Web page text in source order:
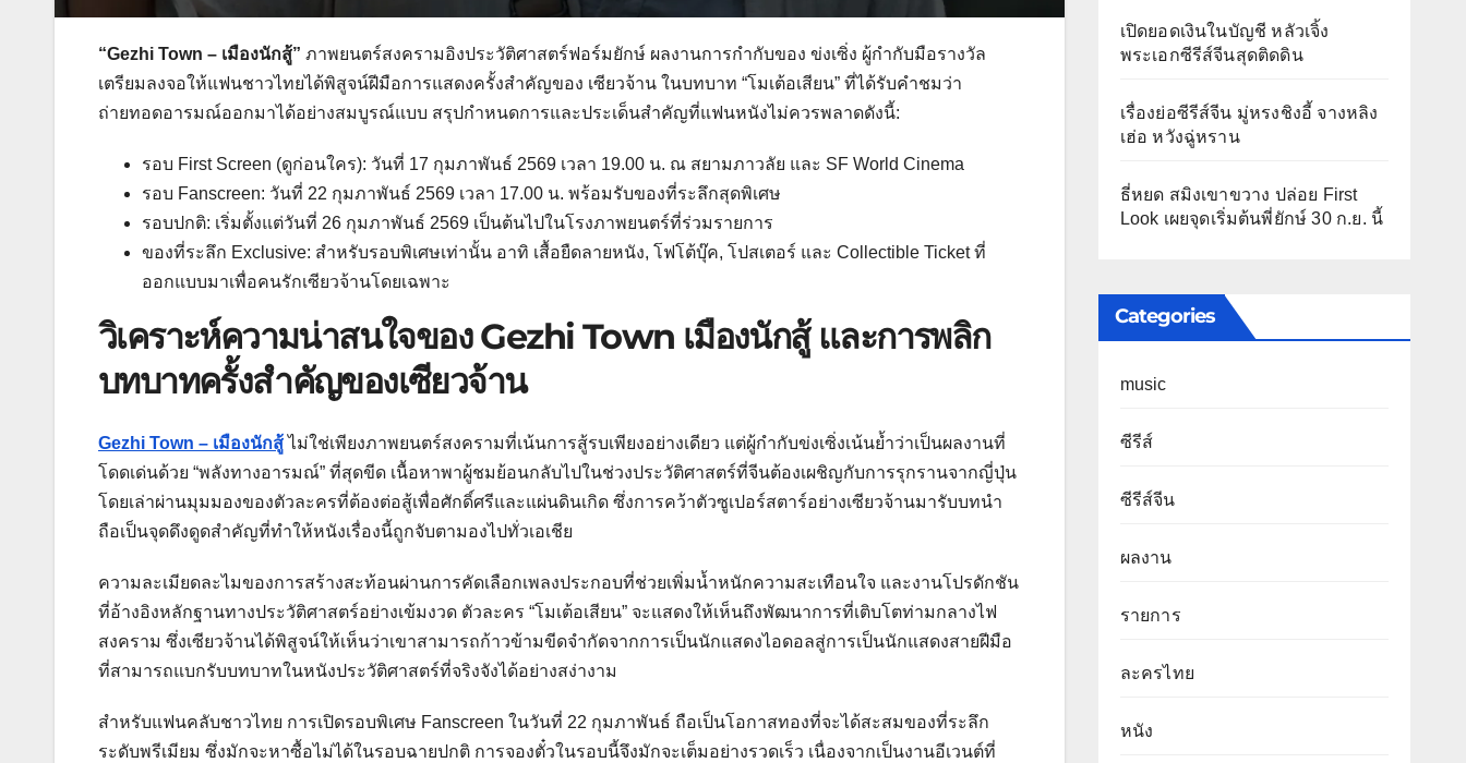
“Gezhi Town – เมืองนักสู้” ภาพยนตร์สงครามอิงประวัติศาสตร์ฟอร์มยักษ์ ผลงานการกำกับของ ข่งเซิ่ง ผู้กำกับมือรางวัล
เตรียมลงจอให้แฟนชาวไทยได้พิสูจน์ฝีมือการแสดงครั้งสำคัญของ เซียวจ้าน ในบทบาท “โมเต้อเสียน” ที่ได้รับคำชมว่า
ถ่ายทอดอารมณ์ออกมาได้อย่างสมบูรณ์แบบ สรุปกำหนดการและประเด็นสำคัญที่แฟนหนังไม่ควรพลาดดังนี้:
รอบ First Screen (ดูก่อนใคร): วันที่ 17 กุมภาพันธ์ 2569 เวลา 19.00 น. ณ สยามภาวลัย และ SF World Cinema
รอบ Fanscreen: วันที่ 22 กุมภาพันธ์ 2569 เวลา 17.00 น. พร้อมรับของที่ระลึกสุดพิเศษ
รอบปกติ: เริ่มตั้งแต่วันที่ 26 กุมภาพันธ์ 2569 เป็นต้นไปในโรงภาพยนตร์ที่ร่วมรายการ
ของที่ระลึก Exclusive: สำหรับรอบพิเศษเท่านั้น อาทิ เสื้อยืดลายหนัง, โฟโต้บุ๊ค, โปสเตอร์ และ Collectible Ticket ที่
ออกแบบมาเพื่อคนรักเซียวจ้านโดยเฉพาะ
วิเคราะห์ความน่าสนใจของ Gezhi Town เมืองนักสู้ และการพลิก
บทบาทครั้งสำคัญของเซียวจ้าน
Gezhi Town – เมืองนักสู้ไม่ใช่เพียงภาพยนตร์สงครามที่เน้นการสู้รบเพียงอย่างเดียว แต่ผู้กำกับข่งเซิ่งเน้นย้ำว่าเป็นผลงานที่
โดดเด่นด้วย “พลังทางอารมณ์” ที่สุดขีด เนื้อหาพาผู้ชมย้อนกลับไปในช่วงประวัติศาสตร์ที่จีนต้องเผชิญกับการรุกรานจากญี่ปุ่น
โดยเล่าผ่านมุมมองของตัวละครที่ต้องต่อสู้เพื่อศักดิ์ศรีและแผ่นดินเกิด ซึ่งการคว้าตัวซูเปอร์สตาร์อย่างเซียวจ้านมารับบทนำ
ถือเป็นจุดดึงดูดสำคัญที่ทำให้หนังเรื่องนี้ถูกจับตามองไปทั่วเอเชีย
ความละเมียดละไมของการสร้างสะท้อนผ่านการคัดเลือกเพลงประกอบที่ช่วยเพิ่มน้ำหนักความสะเทือนใจ และงานโปรดักชัน
ที่อ้างอิงหลักฐานทางประวัติศาสตร์อย่างเข้มงวด ตัวละคร “โมเต้อเสียน” จะแสดงให้เห็นถึงพัฒนาการที่เติบโตท่ามกลางไฟ
สงคราม ซึ่งเซียวจ้านได้พิสูจน์ให้เห็นว่าเขาสามารถก้าวข้ามขีดจำกัดจากการเป็นนักแสดงไอดอลสู่การเป็นนักแสดงสายฝีมือ
ที่สามารถแบกรับบทบาทในหนังประวัติศาสตร์ที่จริงจังได้อย่างสง่างาม
สำหรับแฟนคลับชาวไทย การเปิดรอบพิเศษ Fanscreen ในวันที่ 22 กุมภาพันธ์ ถือเป็นโอกาสทองที่จะได้สะสมของที่ระลึก
ระดับพรีเมียม ซึ่งมักจะหาซื้อไม่ได้ในรอบฉายปกติ การจองตั๋วในรอบนี้จึงมักจะเต็มอย่างรวดเร็ว เนื่องจากเป็นงานอีเวนต์ที่
เปิดยอดเงินในบัญชี หลัวเจิ้ง
พระเอกซีรีส์จีนสุดติดดิน
เรื่องย่อซีรีส์จีน มู่หรงชิงอี้ จางหลิง
เฮ่อ หวังฉู่หราน
ธี่หยด สมิงเขาขวาง ปล่อย First
Look เผยจุดเริ่มต้นพี่ยักษ์ 30 ก.ย. นี้
Categories
music
ซีรีส์
ซีรีส์จีน
ผลงาน
รายการ
ละครไทย
หนัง